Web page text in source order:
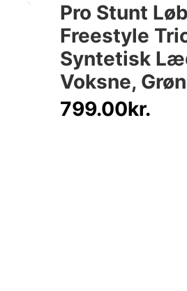
Pro Stunt
Freestyle
Syntetisk
Voksne, Grøn
799.00kr.